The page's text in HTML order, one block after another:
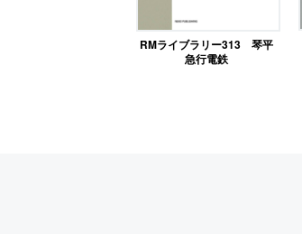
RMライブラリー313 琴平
急行電鉄